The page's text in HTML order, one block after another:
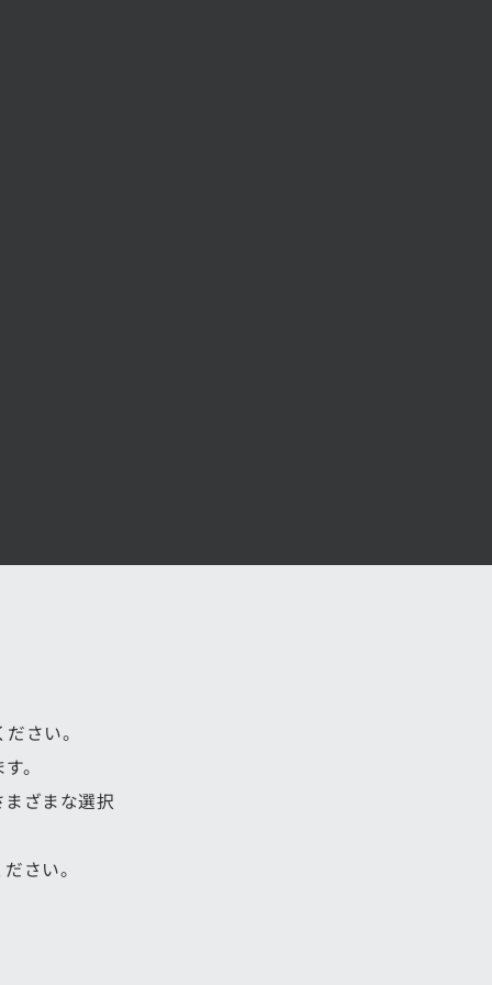
さい。
。
ざまな選択
さい。